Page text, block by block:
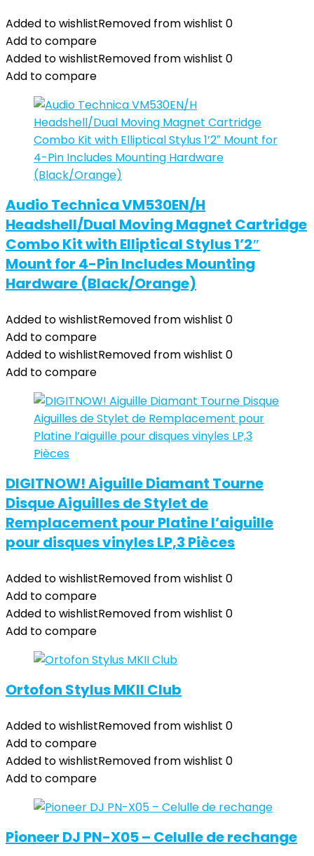
Added to wishlistRemoved from wishlist 0
Add to compare
Added to wishlistRemoved from wishlist 0
Add to compare
Audio Technica VM530EN/H
Headshell/Dual Moving Magnet Cartridge
Combo Kit with Elliptical Stylus 1’2″
Mount for 4-Pin Includes Mounting
Hardware (Black/Orange)
Added to wishlistRemoved from wishlist 0
Add to compare
Added to wishlistRemoved from wishlist 0
Add to compare
DIGITNOW! Aiguille Diamant Tourne
Disque Aiguilles de Stylet de
Remplacement pour Platine l’aiguille
pour disques vinyles LP,3 Pièces
Added to wishlistRemoved from wishlist 0
Add to compare
Added to wishlistRemoved from wishlist 0
Add to compare
Ortofon Stylus MKII Club
Added to wishlistRemoved from wishlist 0
Add to compare
Added to wishlistRemoved from wishlist 0
Add to compare
Pioneer DJ PN-X05 – Celulle de rechange